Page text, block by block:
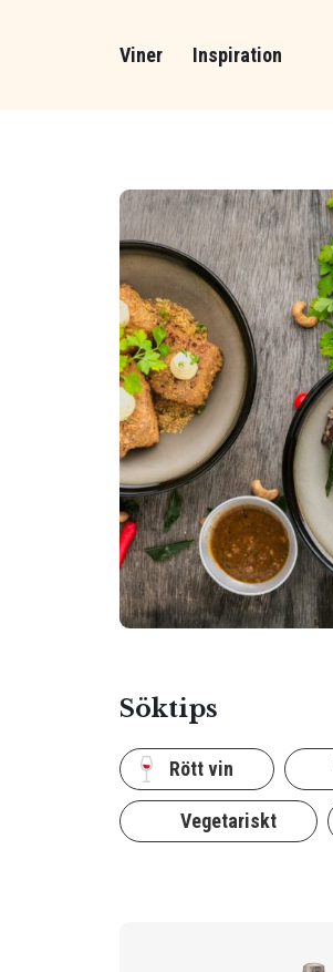
Viner Inspiration
Söktips
Rött vin
Vegetariskt